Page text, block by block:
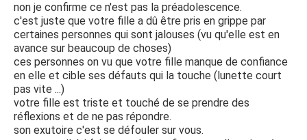
non je confirme ce n'est pas la préadolescence.
c'est juste que votre fille a dû être pris en grippe par
certaines personnes qui sont jalouses (vu qu'elle est en
avance sur beaucoup de choses)
ces personnes on vu que votre fille manque de confiance
en elle et cible ses défauts qui la touche (lunette court
pas vite ...)
votre fille est triste et touché de se prendre des
réflexions et de ne pas répondre.
son exutoire c'est se défouler sur vous.